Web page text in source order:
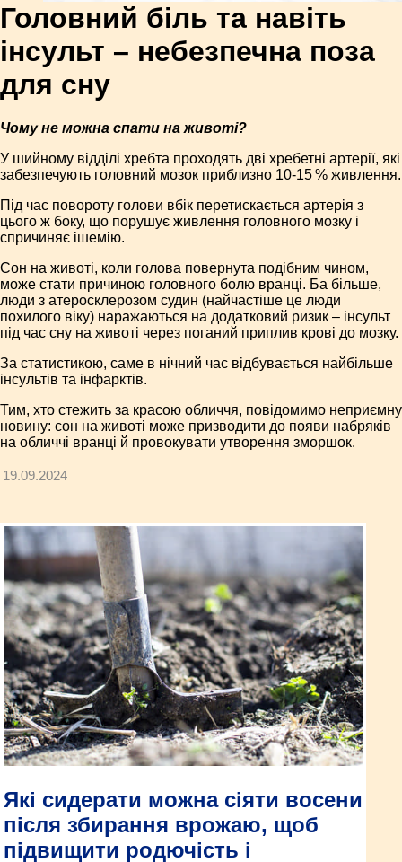
Головний біль та навіть
інсульт – небезпечна поза
для сну
Чому не можна спати на животі?
У шийному відділі хребта проходять дві хребетні артерії, які
забезпечують головний мозок приблизно 10-15 % живлення.
Під час повороту голови вбік перетискається артерія з
цього ж боку, що порушує живлення головного мозку і
спричиняє ішемію.
Сон на животі, коли голова повернута подібним чином,
може стати причиною головного болю вранці. Ба більше,
люди з атеросклерозом судин (найчастіше це люди
похилого віку) наражаються на додатковий ризик – інсульт
під час сну на животі через поганий приплив крові до мозку.
За статистикою, саме в нічний час відбувається найбільше
інсультів та інфарктів.
Тим, хто стежить за красою обличчя, повідомимо неприємну
новину: сон на животі може призводити до появи набряків
на обличчі вранці й провокувати утворення зморшок.
19.09.2024
Які сидерати можна сіяти восени
після збирання врожаю, щоб
підвищити родючість і